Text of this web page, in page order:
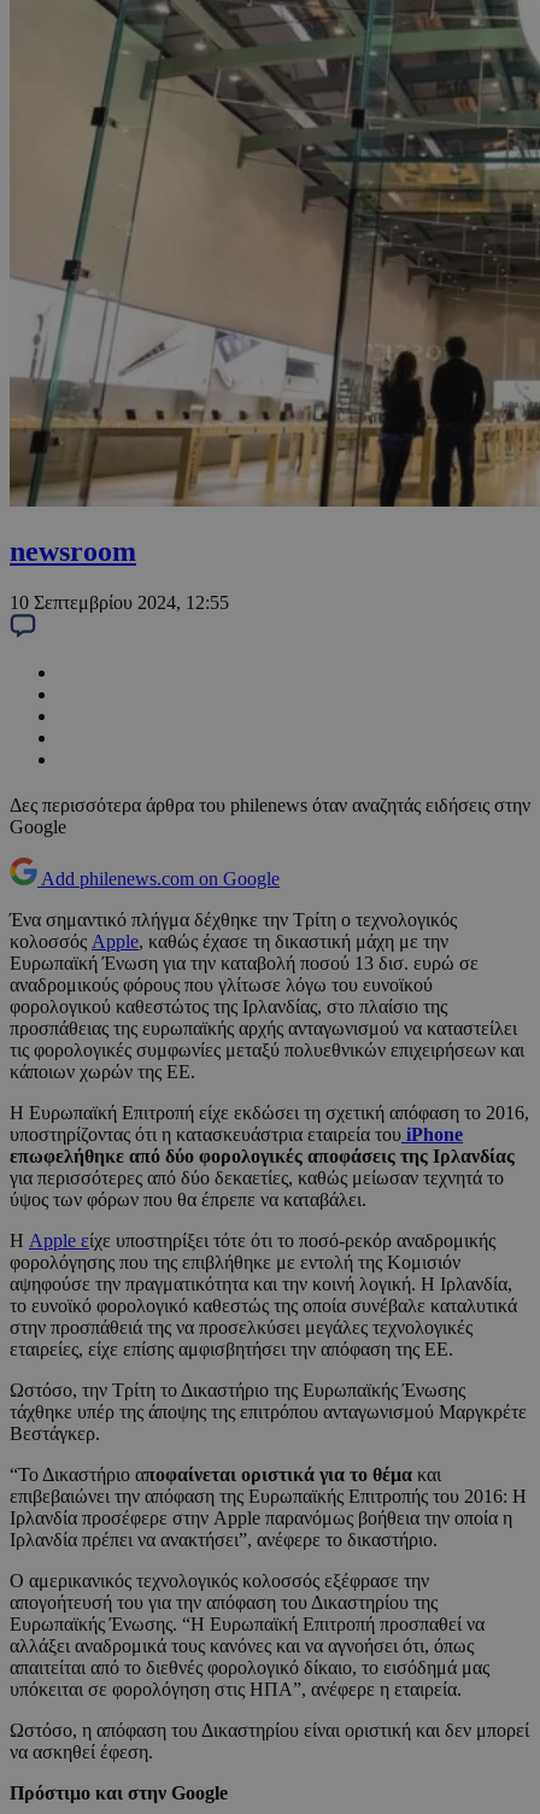
newsroom
10 Σεπτεμβρίου 2024, 12:55
Δες περισσότερα άρθρα του philenews όταν αναζητάς ειδήσεις στην
Google
Add philenews.com on Google
Ένα σημαντικό πλήγμα δέχθηκε την Τρίτη ο τεχνολογικός
κολοσσός Apple, καθώς έχασε τη δικαστική μάχη με την
Ευρωπαϊκή Ένωση για την καταβολή ποσού 13 δισ. ευρώ σε
αναδρομικούς φόρους που γλίτωσε λόγω του ευνοϊκού
φορολογικού καθεστώτος της Ιρλανδίας, στο πλαίσιο της
προσπάθειας της ευρωπαϊκής αρχής ανταγωνισμού να καταστείλει
τις φορολογικές συμφωνίες μεταξύ πολυεθνικών επιχειρήσεων και
κάποιων χωρών της ΕΕ.
Η Ευρωπαϊκή Επιτροπή είχε εκδώσει τη σχετική απόφαση το 2016,
υποστηρίζοντας ότι η κατασκευάστρια εταιρεία του iPhone
επωφελήθηκε από δύο φορολογικές αποφάσεις της Ιρλανδίας
για περισσότερες από δύο δεκαετίες, καθώς μείωσαν τεχνητά το
ύψος των φόρων που θα έπρεπε να καταβάλει.
Η Apple είχε υποστηρίξει τότε ότι το ποσό-ρεκόρ αναδρομικής
φορολόγησης που της επιβλήθηκε με εντολή της Κομισιόν
αψηφούσε την πραγματικότητα και την κοινή λογική. Η Ιρλανδία,
το ευνοϊκό φορολογικό καθεστώς της οποία συνέβαλε καταλυτικά
στην προσπάθειά της να προσελκύσει μεγάλες τεχνολογικές
εταιρείες, είχε επίσης αμφισβητήσει την απόφαση της ΕΕ.
Ωστόσο, την Τρίτη το Δικαστήριο της Ευρωπαϊκής Ένωσης
τάχθηκε υπέρ της άποψης της επιτρόπου ανταγωνισμού Μαργκρέτε
Βεστάγκερ.
“Το Δικαστήριο αποφαίνεται οριστικά για το θέμα και
επιβεβαιώνει την απόφαση της Ευρωπαϊκής Επιτροπής του 2016: Η
Ιρλανδία προσέφερε στην Apple παρανόμως βοήθεια την οποία η
Ιρλανδία πρέπει να ανακτήσει”, ανέφερε το δικαστήριο.
Ο αμερικανικός τεχνολογικός κολοσσός εξέφρασε την
απογοήτευσή του για την απόφαση του Δικαστηρίου της
Ευρωπαϊκής Ένωσης. “Η Ευρωπαϊκή Επιτροπή προσπαθεί να
αλλάξει αναδρομικά τους κανόνες και να αγνοήσει ότι, όπως
απαιτείται από το διεθνές φορολογικό δίκαιο, το εισόδημά μας
υπόκειται σε φορολόγηση στις ΗΠΑ”, ανέφερε η εταιρεία.
Ωστόσο, η απόφαση του Δικαστηρίου είναι οριστική και δεν μπορεί
να ασκηθεί έφεση.
Πρόστιμο και στην Google